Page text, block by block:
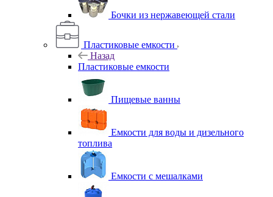
Бочки из нержавеющей стали
Пластиковые емкости
Назад
Пластиковые емкости
Пищевые ванны
Емкости для воды и дизельного
топлива
Емкости с мешалками